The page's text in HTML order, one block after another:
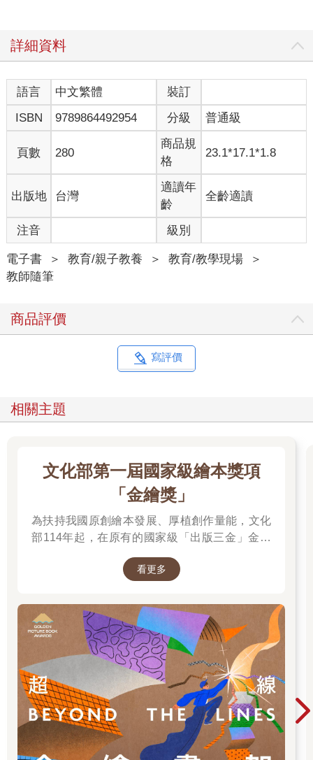
詳細資料
語言 中文繁體
裝訂
ISBN
9789864492954 分級 普通級
頁數 280
商品規
格
23.1*17.1*1.8
出版地 台灣
適讀年
齡
全齡適讀
注音 級別
電子書 ＞ 教育/親子教養 ＞ 教育/教學現場
＞
教師隨筆
商品評價
寫評價
相關主題
文化部第一屆國家級繪本獎項
「金繪獎」
為扶持我國原創繪本發展、厚植創作量能，文化
部114年起，在原有的國家級「出版三金」金鼎
促進台灣圖文出版的多元發展。獎項分為「特別
「跨域應用獎」、「年度繪本獎」，以及「金繪
大獎」。
看更多